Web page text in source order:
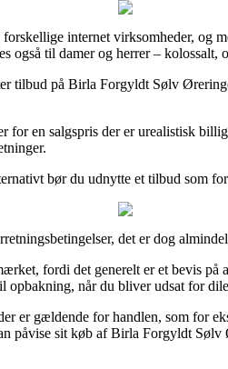
internet virksomheder,
også til damer og herrer – kolossalt,
tilbud på Birla Forgyldt Sølv
en salgspris der er urealistisk
bør du udnytte et tilbud som
det er dog
fordi det generelt er et bevis
opbakning, når du bliver udsat for
er gældende for handlen, som for
påvise sit køb af Birla Forgyldt